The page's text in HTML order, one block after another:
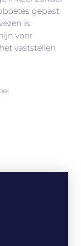
gepast
is.
voor
vaststellen